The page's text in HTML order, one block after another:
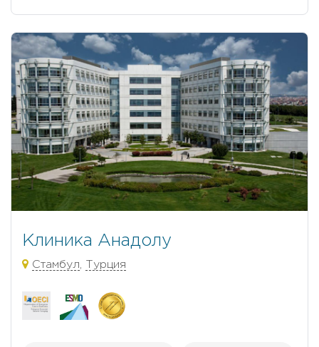
Клиника Анадолу
Стамбул, Турция